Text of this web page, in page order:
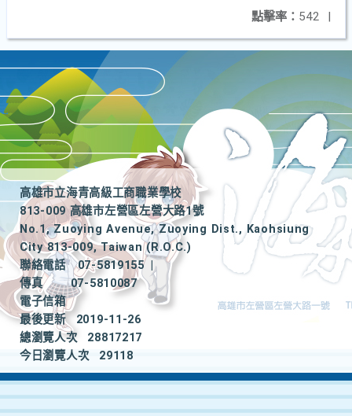
點擊率： 542 |
高雄市立海青高級工商職業學校
813-009 高雄市左營區左營大路1號
No.1, Zuoying Avenue, Zuoying Dist., Kaohsiung
City 813-009, Taiwan (R.O.C.)
聯絡電話
07-5819155
|
傳真
07-5810087
電子信箱
最後更新
2019-11-26
總瀏覽人次
28817217
今日瀏覽人次
29118